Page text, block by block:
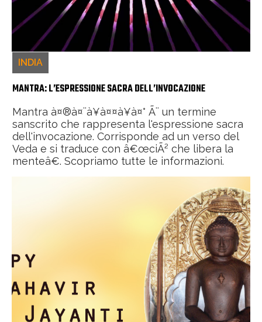
INDIA
MANTRA: L’ESPRESSIONE SACRA DELL’INVOCAZIONE
Mantra à¤®à¤¨à¥à¤¤à¥à¤° Ã¨ un termine
sanscrito che rappresenta l'espressione sacra
dell'invocazione. Corrisponde ad un verso del
Veda e si traduce con â€œciÃ² che libera la
menteâ€. Scopriamo tutte le informazioni.